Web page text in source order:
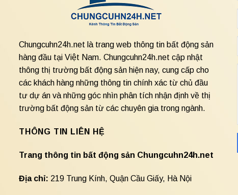
Chungcuhn24h.net là trang web thông tin bất động sản
hàng đầu tại Việt Nam. Chungcuhn24h.net cập nhật
thông thị trường bất động sản hiện nay, cung cấp cho
các khách hàng những thông tin chính xác từ chủ đầu
tư dự án và những góc nhìn phân tích nhận định về thị
trường bất động sản từ các chuyên gia trong ngành.
THÔNG TIN LIÊN HỆ
Trang thông tin bất động sản Chungcuhn24h.net
Địa chỉ: 219 Trung Kính, Quận Cầu Giấy, Hà Nội